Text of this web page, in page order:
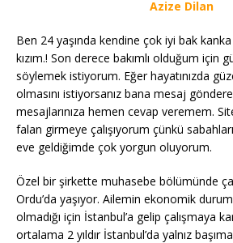
Azize Dilan
Ben 24 yaşında kendine çok iyi bak
kızım.! Son derece bakımlı olduğum için
söylemek istiyorum. Eğer hayatınızda
olmasını istiyorsanız bana mesaj
mesajlarınıza hemen cevap veremem.
falan girmeye çalışıyorum çünkü
eve geldiğimde çok yorgun oluyorum.
Özel bir şirkette muhasebe bölümünde
Ordu’da yaşıyor. Ailemin ekonomik
olmadığı için İstanbul’a gelip çalışmaya
ortalama 2 yıldır İstanbul’da yalnız